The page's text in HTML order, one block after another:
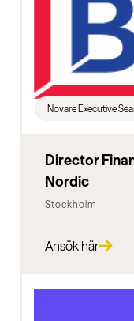
Novare Executive
Director
Nordic
Stockholm
Ansök här